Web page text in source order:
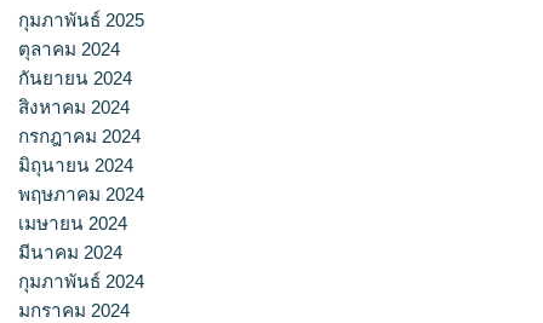
กุมภาพันธ์ 2025
ตุลาคม 2024
กันยายน 2024
สิงหาคม 2024
กรกฎาคม 2024
มิถุนายน 2024
พฤษภาคม 2024
เมษายน 2024
มีนาคม 2024
กุมภาพันธ์ 2024
มกราคม 2024